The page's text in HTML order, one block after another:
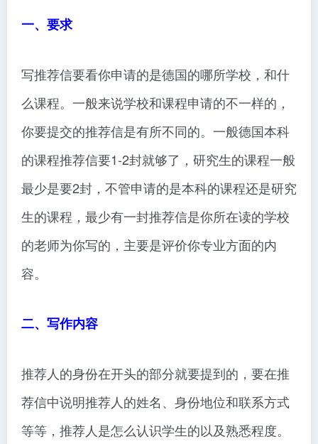
一、要求
写推荐信要看你申请的是德国的哪所学校，和什
么课程。一般来说学校和课程申请的不一样的，
你要提交的推荐信是有所不同的。一般德国本科
的课程推荐信要1-2封就够了，研究生的课程一般
最少是要2封，不管申请的是本科的课程还是研究
生的课程，最少有一封推荐信是你所在读的学校
的老师为你写的，主要是评价你专业方面的内
容。
二、写作内容
推荐人的身份在开头的部分就要提到的，要在推
荐信中说明推荐人的姓名、身份地位和联系方式
等等，推荐人是怎么认识学生的以及熟悉程度。